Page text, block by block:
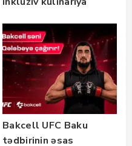
keçirilib — Fotolar
Bakcell UFC Baku
tədbirinin əsas